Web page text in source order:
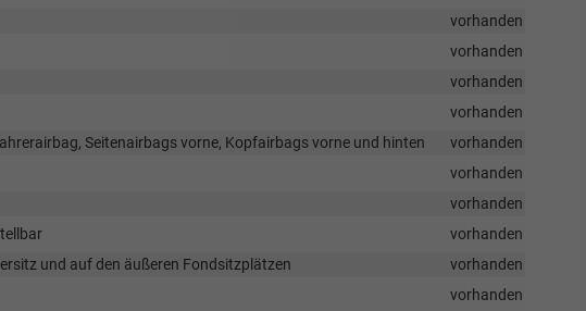
vorhanden
vorhanden
vorhanden
vorhanden
Seitenairbags vorne, Kopfairbags vorne und hinten
vorhanden
vorhanden
vorhanden
vorhanden
und auf den äußeren Fondsitzplätzen
vorhanden
vorhanden